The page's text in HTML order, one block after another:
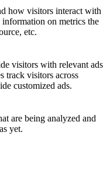
how visitors interact with
on metrics the
etc.
visitors with relevant ads
track visitors across
customized ads.
are being analyzed and
yet.